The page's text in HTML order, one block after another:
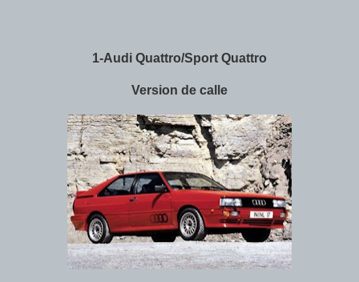
1-Audi Quattro/Sport Quattro
Version de calle